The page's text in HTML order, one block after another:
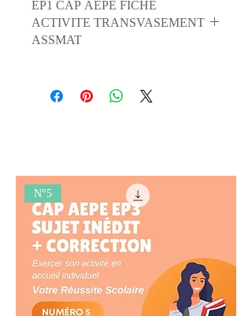
EP1 CAP AEPE FICHE
ACTIVITE TRANSVASEMENT
ASSMAT
N°5